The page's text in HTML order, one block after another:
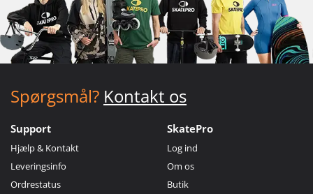
Spørgsmål? Kontakt os
Support
Hjælp & Kontakt
Leveringsinfo
Ordrestatus
SkatePro
Log ind
Om os
Butik